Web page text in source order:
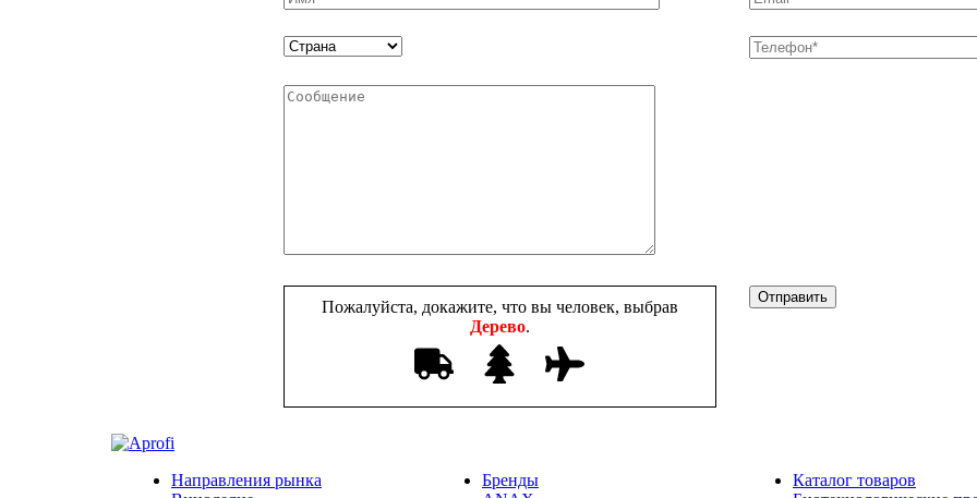
Пожалуйста, докажите, что вы человек, выбрав
Дерево.
Направления рынка
Бренды
Каталог товаров